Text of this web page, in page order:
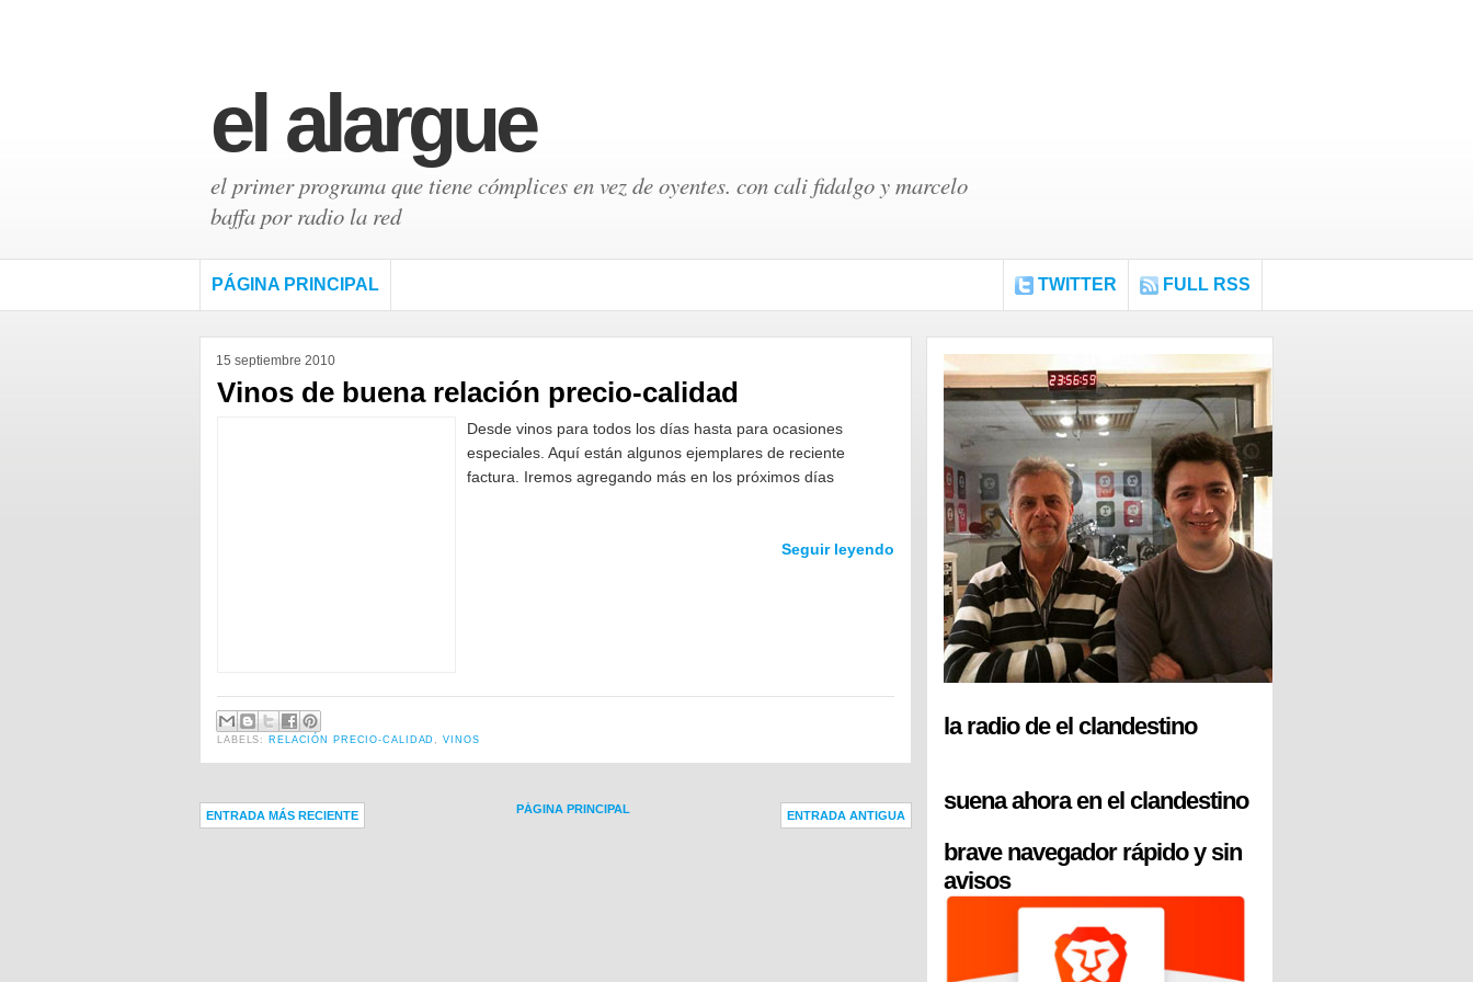
el alargue
el primer programa que tiene cómplices en vez de oyentes. con cali fidalgo y marcelo
baffa por radio la red
PÁGINA PRINCIPAL TWITTER FULL RSS
15 septiembre 2010
Vinos de buena relación precio-calidad
Desde vinos para todos los días hasta para ocasiones
especiales. Aquí están algunos ejemplares de reciente
factura. Iremos agregando más en los próximos días
Seguir leyendo
LABELS: RELACIÓN PRECIO-CALIDAD ,VINOS
ENTRADA MÁS RECIENTE ENTRADA ANTIGUA
PÁGINA PRINCIPAL
la radio de el clandestino
suena ahora en el clandestino
brave navegador rápido y sin
avisos